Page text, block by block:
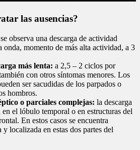
las ausencias?
observa una descarga de actividad
onda, momento de más alta actividad, a 3
más lenta: a 2,5 – 2 ciclos por
con otros síntomas menores. Los
ser sacudidas de los parpados o
hombros.
o parciales complejas: la descarga
en el lóbulo temporal o en estructuras del
En estos casos se encuentra
localizada en estas dos partes del